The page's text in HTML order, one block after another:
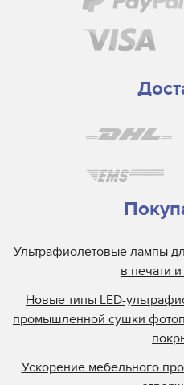
Ультрафиолетовые лампы
в печати
Новые типы LED-
промышленной сушки
Ускорение мебельного